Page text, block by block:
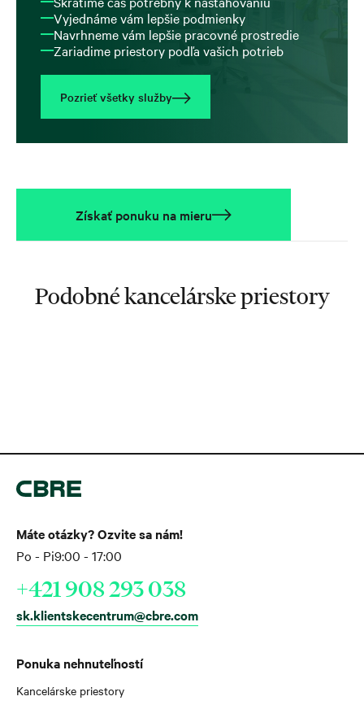
Vyjednáme vám lepšie podmienky
Navrhneme vám lepšie pracovné prostredie
Zariadime priestory podľa vašich potrieb
Pozrieť všetky služby
Získať ponuku na mieru
Podobné kancelárske priestory
Ponuka nehnuteľností
Kancelárske priestory
Máte otázky? Ozvite sa nám!
Po - Pi9:00 - 17:00
+421 908 293 038
sk.klientskecentrum@cbre.com